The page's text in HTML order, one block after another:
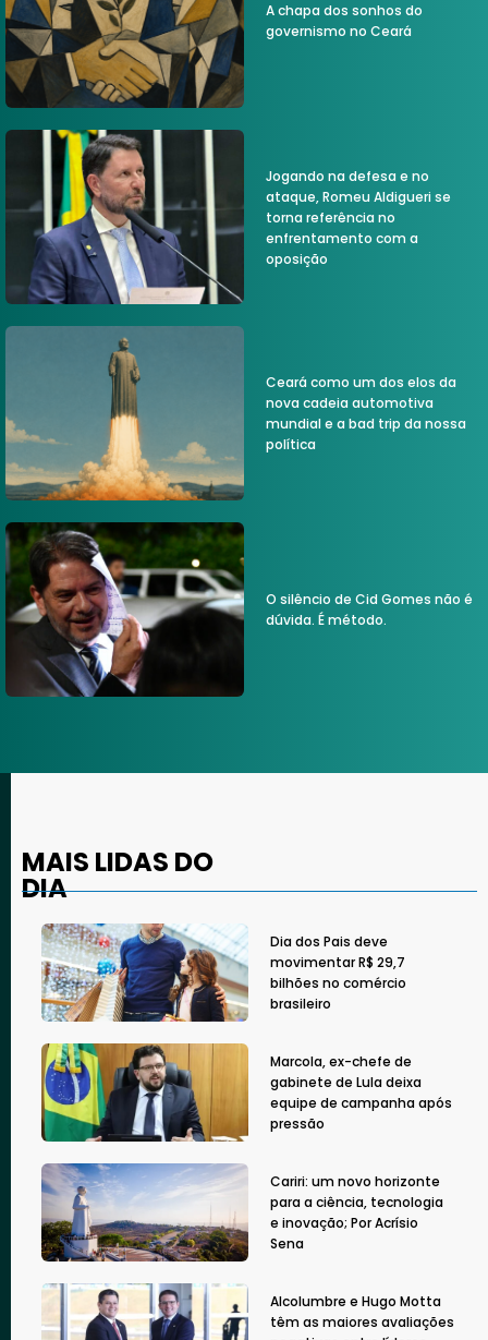
A chapa dos sonhos do
governismo no Ceará
Jogando na defesa e no
ataque, Romeu Aldigueri se
torna referência no
enfrentamento com a
oposição
Ceará como um dos elos da
nova cadeia automotiva
mundial e a bad trip da nossa
política
O silêncio de Cid Gomes não é
dúvida. É método.
MAIS LIDAS DO
DIA
Dia dos Pais deve
movimentar R$ 29,7
bilhões no comércio
brasileiro
Marcola, ex-chefe de
gabinete de Lula deixa
equipe de campanha após
pressão
Cariri: um novo horizonte
para a ciência, tecnologia
e inovação; Por Acrísio
Sena
Alcolumbre e Hugo Motta
têm as maiores avaliações